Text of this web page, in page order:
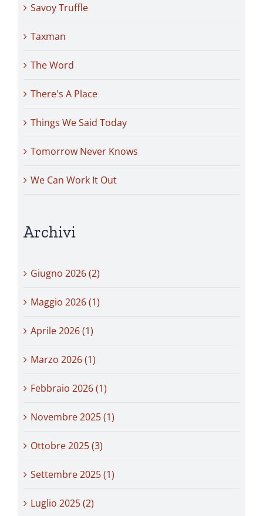
Savoy Truffle
Taxman
The Word
There's A Place
Things We Said Today
Tomorrow Never Knows
We Can Work It Out
Archivi
Giugno 2026 (2)
Maggio 2026 (1)
Aprile 2026 (1)
Marzo 2026 (1)
Febbraio 2026 (1)
Novembre 2025 (1)
Ottobre 2025 (3)
Settembre 2025 (1)
Luglio 2025 (2)